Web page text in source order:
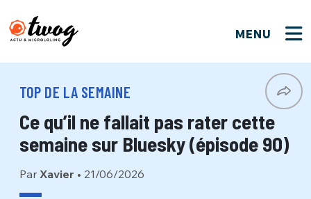
MENU
TOP DE LA SEMAINE
Ce qu’il ne fallait pas rater cette
semaine sur Bluesky (épisode 90)
Par Xavier • 21/06/2026
PSEUDO *
EMAIL*
Connexion
PSEUDO
FERMER
VOTRE PARTICIPATION
Que souhaitez-vous proposer ?
Quelques tweets
C'EST PARTI